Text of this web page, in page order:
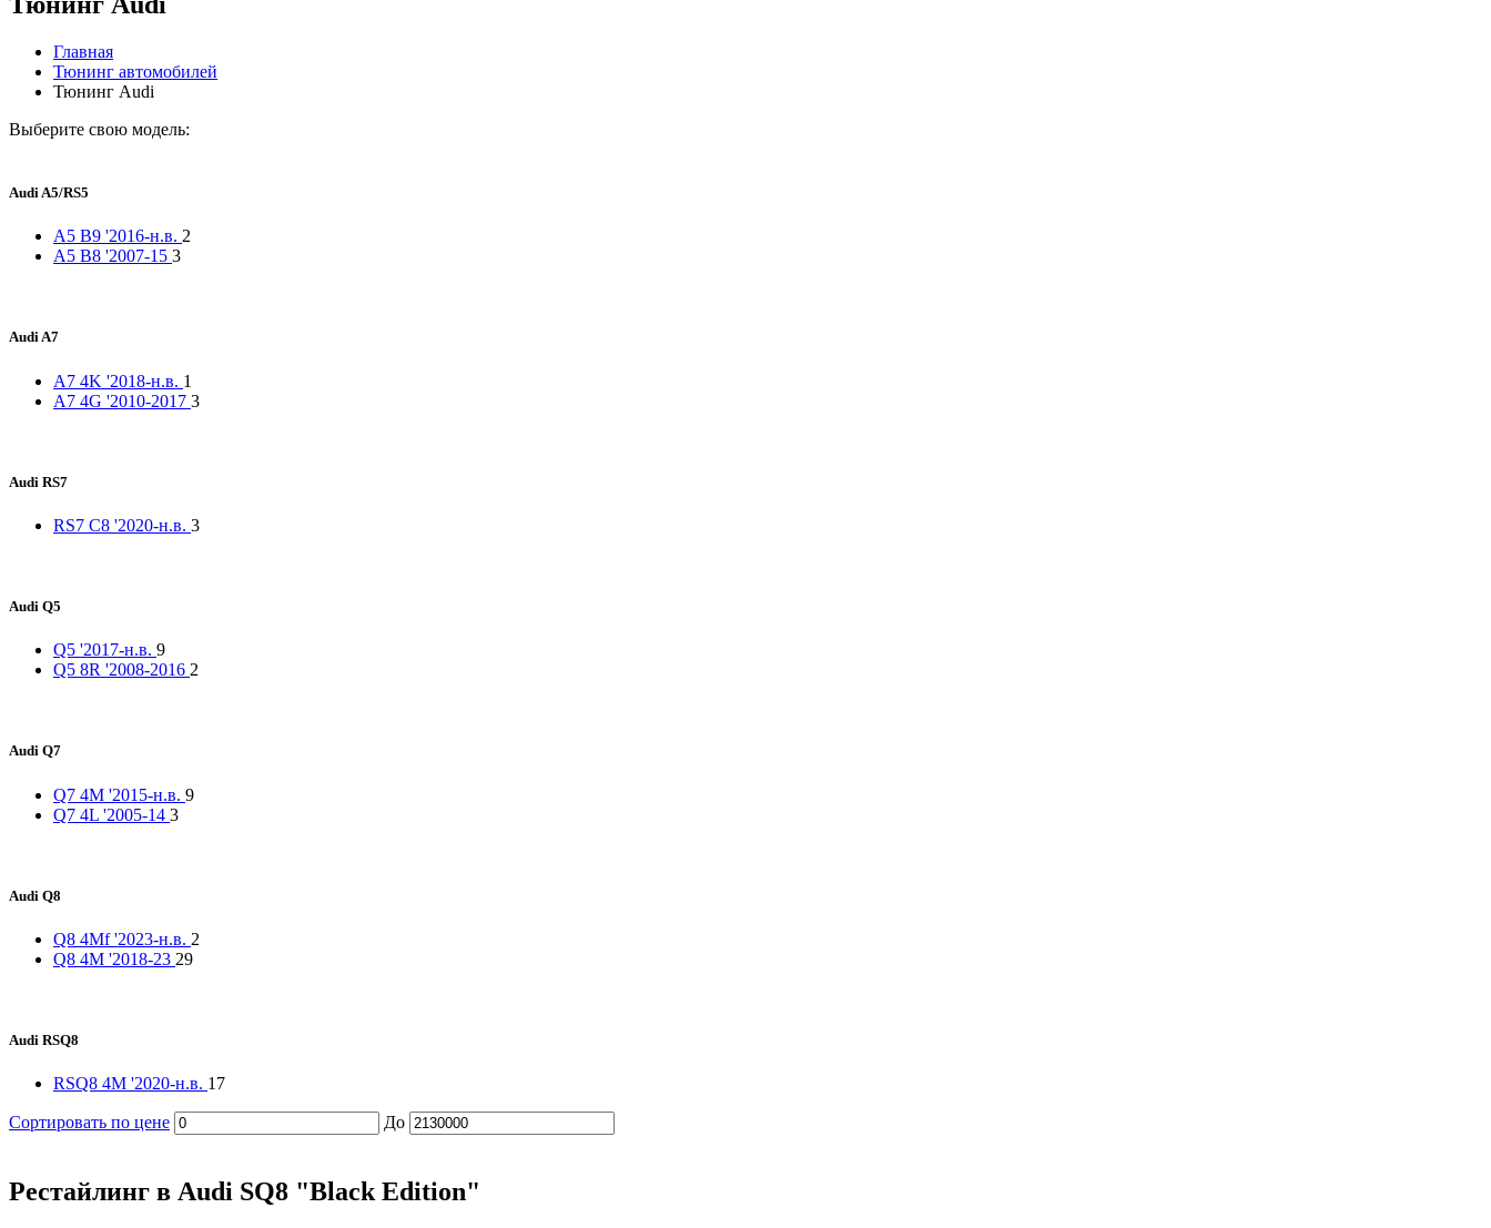
Главная
Тюнинг автомобилей
Тюнинг Audi
Выберите свою модель:
Audi A5/RS5
A5 B9 '2016-н.в. 2
A5 B8 '2007-15 3
Audi A7
A7 4K '2018-н.в. 1
A7 4G '2010-2017 3
Audi RS7
RS7 C8 '2020-н.в. 3
Audi Q5
Q5 '2017-н.в. 9
Q5 8R '2008-2016 2
Audi Q7
Q7 4M '2015-н.в. 9
Q7 4L '2005-14 3
Audi Q8
Q8 4Mf '2023-н.в. 2
Q8 4M '2018-23 29
Audi RSQ8
RSQ8 4M '2020-н.в. 17
Сортировать по цене До
Рестайлинг в Audi SQ8 "Black Edition"